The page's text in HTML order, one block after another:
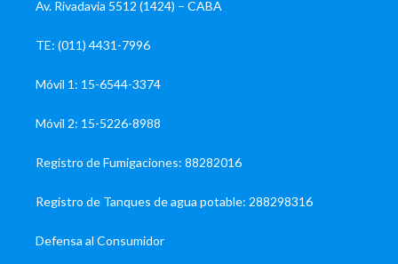
Av. Rivadavia 5512 (1424) – CABA
TE: (011) 4431-7996
Móvil 1: 15-6544-3374
Móvil 2: 15-5226-8988
Registro de Fumigaciones: 88282016
Registro de Tanques de agua potable: 288298316
Defensa al Consumidor